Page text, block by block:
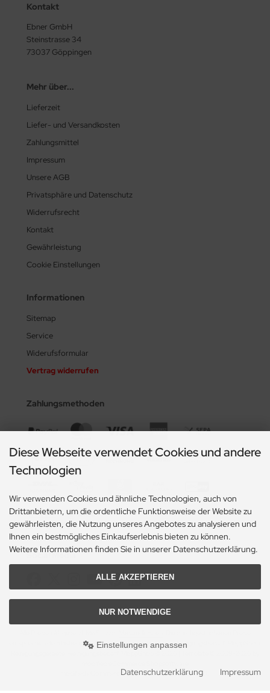
Kontakt
Ebner GmbH
Steinstrasse 34
73037 Göppingen
Mehr über...
Lieferzeit
Liefer- und Versandkosten
Zahlungsmittel
Impressum
Unsere AGB
Privatsphäre und Datenschutz
Widerrufsrecht
Kontakt
Gewährleistung
Cookie Einstellungen
Informationen
Sitemap
Service
Widerufsformular
Vertrag widerrufen
Zahlungsmethoden
Social Media
entsprechen dem bisherigen Preis bei Reinigungsgeraete, Reinigungsbedarf, MoppShop.
ified eCommerce Shopsoftware © 2009-2026
Diese Webseite verwendet Cookies und andere
Technologien
Wir verwenden Cookies und ähnliche Technologien, auch von
Drittanbietern, um die ordentliche Funktionsweise der Website zu
gewährleisten, die Nutzung unseres Angebotes zu analysieren und
Ihnen ein bestmögliches Einkaufserlebnis bieten zu können.
Weitere Informationen finden Sie in unserer Datenschutzerklärung.
ALLE AKZEPTIEREN
NUR NOTWENDIGE
Einstellungen anpassen
Datenschutzerklärung Impressum